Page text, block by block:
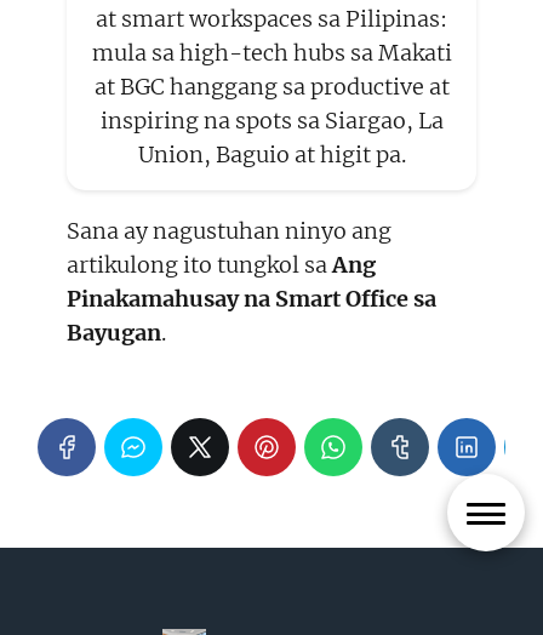
at smart workspaces sa Pilipinas:
mula sa high-tech hubs sa Makati
at BGC hanggang sa productive at
inspiring na spots sa Siargao, La
Union, Baguio at higit pa.
Sana ay nagustuhan ninyo ang
artikulong ito tungkol saAng
Pinakamahusay na Smart Office sa
Bayugan.